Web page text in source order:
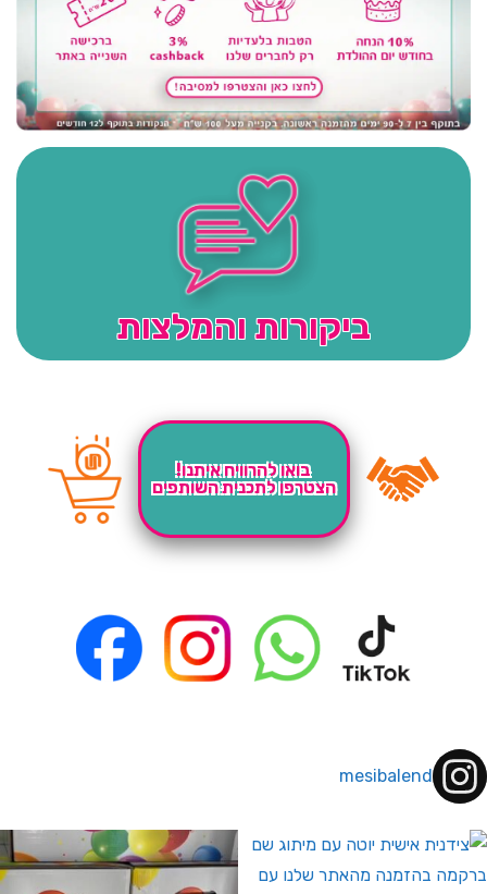
ביקורות והמלצות
בואו להרוויח איתנו!
הצטרפו לתכנית השותפים
mesibalend
לחברי מועדון ומצטרפים חדשים🤍